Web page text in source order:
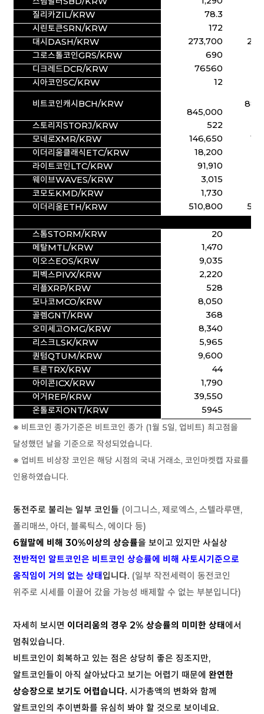
질리카ZIL/KRW
78.3
시린토큰SRN/KRW
172
대시DASH/KRW
273,700
그로스톨코인GRS/KRW
690
디크레드DCR/KRW
76560
시아코인SC/KRW
12
비트코인캐시BCH/KRW
845,000
스토리지STORJ/KRW
522
모네로XMR/KRW
146,650
이더리움클래식ETC/KRW
18,200
라이트코인LTC/KRW
91,910
웨이브WAVES/KRW
3,015
코모도KMD/KRW
1,730
이더리움ETH/KRW
510,800
스톰STORM/KRW
20
메탈MTL/KRW
1,470
이오스EOS/KRW
9,035
피벡스PIVX/KRW
2,220
리플XRP/KRW
528
모나코MCO/KRW
8,050
골렘GNT/KRW
368
오미세고OMG/KRW
8,340
리스크LSK/KRW
5,965
퀀텀QTUM/KRW
9,600
트론TRX/KRW
44
아이콘ICX/KRW
1,790
어거REP/KRW
39,550
온톨로지ONT/KRW
5945
※ 비트코인 종가기준은 비트코인 종가 (1월 5일, 업비트) 최고점을
달성했던 날을 기준으로 작성되었습니다.
※ 업비트 비상장 코인은 해당 시점의 국내 거래소, 코인마켓캡 자료를
인용하였습니다.
동전주로 불리는 일부 코인들 (이그니스, 제로엑스, 스텔라루맨,
폴리매쓰, 아더, 블록틱스, 에이다 등)
6월말에 비해 30%이상의 상승률을 보이고 있지만 사실상
전반적인 알트코인은 비트코인 상승률에 비해 사토시기준으로
움직임이 거의 없는 상태입니다. (일부 작전세력이 동전코인
위주로 시세를 이끌어 갔을 가능성 배제할 수 없는 부분입니다)
자세히 보시면 이더리움의 경우 2% 상승률의 미미한 상태에서
멈춰있습니다.
비트코인이 회복하고 있는 점은 상당히 좋은 징조지만,
알트코인들이 아직 살아났다고 보기는 어렵기 때문에 완연한
상승장으로 보기도 어렵습니다. 시가총액의 변화와 함께
알트코인의 추이변화를 유심히 봐야 할 것으로 보이네요.